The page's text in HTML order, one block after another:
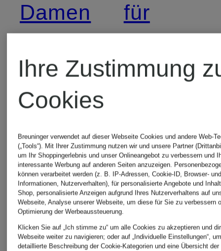
Damen
Designer-
Mäntel
Damen
für
Taschen
Ihre Zustimmung
Cookies
Breuninger verwendet auf dieser Webseite Cookies und andere Web-
(„Tools“). Mit Ihrer Zustimmung nutzen wir und unsere Partner
um Ihr Shoppingerlebnis und unser Onlineangebot zu verbessern und
interessante Werbung auf anderen Seiten anzuzeigen.
können verarbeitet werden (z. B. IP-Adressen, Cookie-ID, Browser-
Informationen, Nutzerverhalten), für personalisierte Angebote und
Shop, personalisierte Anzeigen aufgrund Ihres Nutzerverhaltens auf
Webseite, Analyse unserer Webseite, um diese für Sie zu verbessern
Optimierung der Werbeaussteuerung.
Klicken Sie auf „Ich stimme zu“ um alle Cookies zu akzeptieren und
Webseite weiter zu navigieren; oder auf „Individuelle Einstellungen“,
detaillierte Beschreibung der Cookie-Kategorien und eine Übersicht